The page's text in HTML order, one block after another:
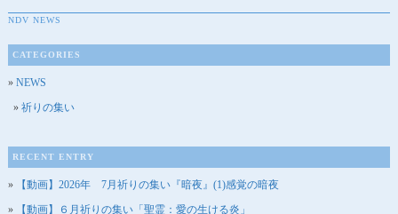
NDV NEWS
CATEGORIES
NEWS
祈りの集い
RECENT ENTRY
【動画】2026年 7月祈りの集い『暗夜』(1)感覚の暗夜
【動画】６月祈りの集い「聖霊：愛の生ける炎」